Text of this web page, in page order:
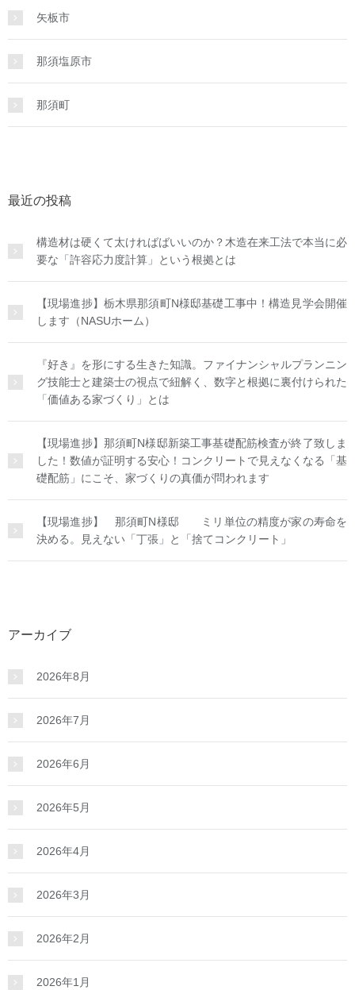
矢板市
那須塩原市
那須町
最近の投稿
構造材は硬くて太ければばいいのか？木造在来工法で本当に必
要な「許容応力度計算」という根拠とは
【現場進捗】栃木県那須町N様邸基礎工事中！構造見学会開催
します（NASUホーム）
『好き』を形にする生きた知識。ファイナンシャルプランニン
グ技能士と建築士の視点で紐解く、数字と根拠に裏付けられた
「価値ある家づくり」とは
【現場進捗】那須町N様邸新築工事基礎配筋検査が終了致しま
した！数値が証明する安心！コンクリートで見えなくなる「基
礎配筋」にこそ、家づくりの真価が問われます
【現場進捗】 那須町N様邸 ミリ単位の精度が家の寿命を
決める。見えない「丁張」と「捨てコンクリート」
アーカイブ
2026年8月
2026年7月
2026年6月
2026年5月
2026年4月
2026年3月
2026年2月
2026年1月